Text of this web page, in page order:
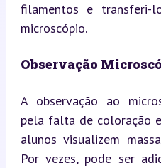
filamentos e transferi-
microscópio.
Observação
A observação ao
pela falta de coloração
alunos visualizem
Por vezes, pode ser